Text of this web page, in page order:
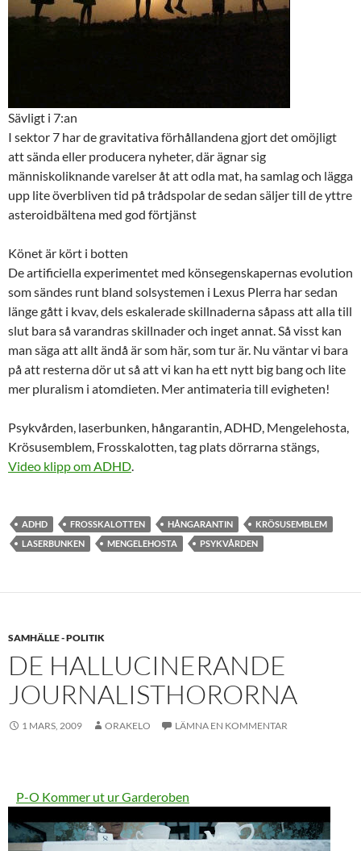
Sävligt i 7:an
I sektor 7 har de gravitativa förhållandena gjort det omöjligt
att sända eller producera nyheter, där ägnar sig
människoliknande varelser åt att odla mat, ha samlag och lägga
upp lite överbliven tid på trådspolar de sedan säljer till de yttre
asteroidbältena med god förtjänst
Könet är kört i botten
De artificiella experimentet med könsegenskapernas evolution
som sändes runt bland solsystemen i Lexus Plerra har sedan
länge gått i kvav, dels eskalerade skillnaderna såpass att alla till
slut bara så varandras skillnader och inget annat. Så visst kan
man säga att allt ändå är som här, som tur är. Nu väntar vi bara
på att resterna dör ut så att vi kan ha ett nytt big bang och lite
mer pluralism i atomdieten. Mer antimateria till evigheten!
Psykvården, laserbunken, hångarantin, ADHD, Mengelehosta,
Krösusemblem, Frosskalotten, tag plats dörrarna stängs,
Video klipp om ADHD.
ADHD FROSSKALOTTEN HÅNGARANTIN
KRÖSUSEMBLEM
LASERBUNKEN
MENGELEHOSTA PSYKVÅRDEN
SAMHÄLLE - POLITIK
DE HALLUCINERANDE
JOURNALISTHORORNA
1 MARS, 2009 ORAKELO LÄMNA EN KOMMENTAR
P-O Kommer ut ur Garderoben